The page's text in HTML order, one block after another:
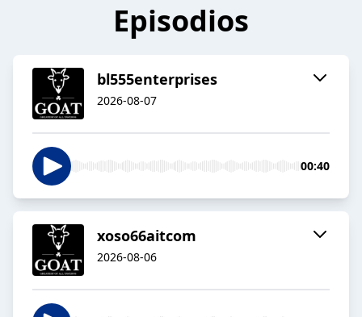
Episodios
bl555enterprises
2026-08-07
00:40
xoso66aitcom
2026-08-06